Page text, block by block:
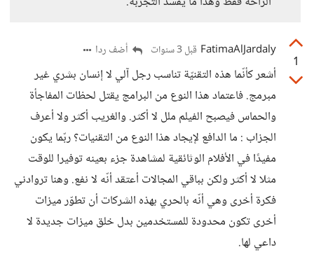
1
FatimaAlJardaly قبل 3 سنوات أضف ردا
أشعر كأنّما هذه التقنيّة تناسب رجل آلي لا إنسان بشري غير
مبرمج. فاعتماد هذا النوع من البرامج يقتل لحظات المفاجأة
والحماس فيصبح الفيلم ملل لا أكثر. والغريب أكثر ولا أعرف
الجزاب : ما الدافع لإيجاد هذا النوع من التقنيات؟ ربّما يكون
مفيدًا في الأفلام الوثائقية لمشاهدة جزء بعينه توفيرا للوقت
مثلا لا أكثر ولكن بباقي المجالات أعتقد أنّه لا نفع. وهنا تروادني
فكرة أخرى وهي أنّه بالحري بهذه الشركات أن تطوّر ميزات
أخرى تكون محدودة للمستخدمين بدل خلق ميزات جديدة لا
داعي لها.